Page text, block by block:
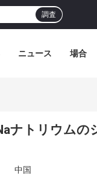
調査
ニュース 場合
ナトリウムの
中国